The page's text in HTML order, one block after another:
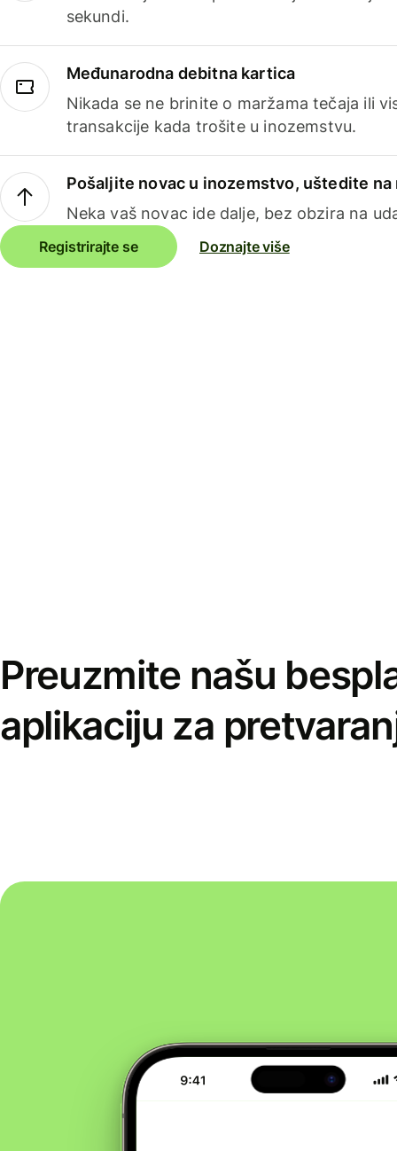
sekundi.
Međunarodna debitna kartica
Nikada se ne brinite o maržama tečaja ili
transakcije kada trošite u inozemstvu.
Pošaljite novac u inozemstvo, uštedite na
Neka vaš novac ide dalje, bez obzira na
Registrirajte se Doznajte više
Preuzmite našu
aplikaciju za